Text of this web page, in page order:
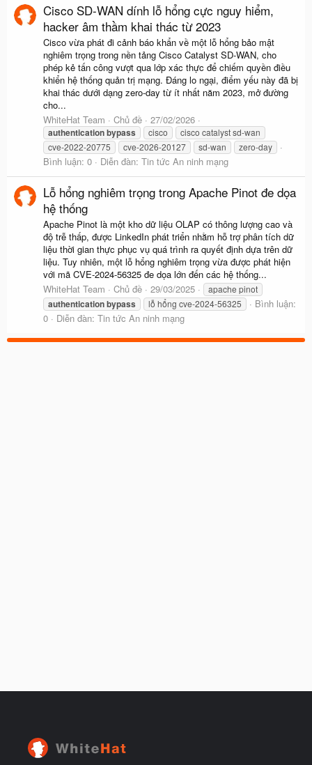
Cisco SD-WAN dính lỗ hổng cực nguy hiểm,
hacker âm thầm khai thác từ 2023
Cisco vừa phát đi cảnh báo khẩn về một lỗ hổng bảo mật
nghiêm trọng trong nền tảng Cisco Catalyst SD-WAN, cho
phép kẻ tấn công vượt qua lớp xác thực để chiếm quyền điều
khiển hệ thống quản trị mạng. Đáng lo ngại, điểm yếu này đã bị
khai thác dưới dạng zero-day từ ít nhất năm 2023, mở đường
cho...
WhiteHat Team
Chủ đề 27/02/2026
authenticationbypass cisco
cisco catalyst sd-wan
cve-2022-20775
cve-2026-20127 sd-wan zero-day
Bình luận: 0 Diễn đàn: Tin tức An ninh mạng
Lỗ hổng nghiêm trọng trong Apache Pinot đe dọa
hệ thống
Apache Pinot là một kho dữ liệu OLAP có thông lượng cao và
độ trễ thấp, được LinkedIn phát triển nhằm hỗ trợ phân tích dữ
liệu thời gian thực phục vụ quá trình ra quyết định dựa trên dữ
liệu. Tuy nhiên, một lỗ hổng nghiêm trọng vừa được phát hiện
với mã CVE-2024-56325 đe dọa lớn đến các hệ thống...
WhiteHat Team
Chủ đề 29/03/2025 apache pinot
authenticationbypass lỗ hổng cve-2024-56325
Bình luận:
0
Diễn đàn: Tin tức An ninh mạng